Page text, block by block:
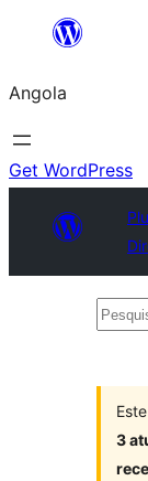
Saltar
o
conteúdo
Angola
Get WordPress
3